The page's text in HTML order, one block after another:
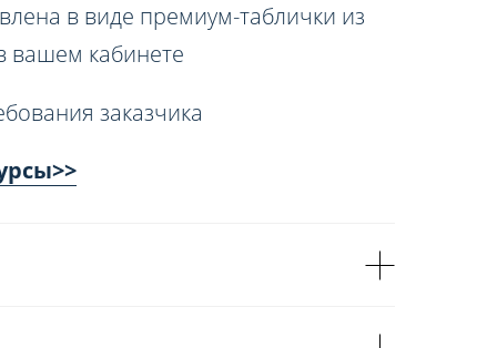
в виде премиум-таблички из
вашем кабинете
заказчика